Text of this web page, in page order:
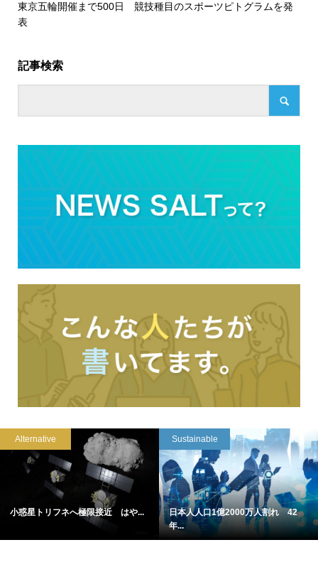
東京五輪開催まで500日 競技種目のスポーツピトグラムを発
表
記事検索
Alternative
小惑星トリフネへ極限接近 はや...
Sustainable
日本人人口1億2000万人割れ 42
年...